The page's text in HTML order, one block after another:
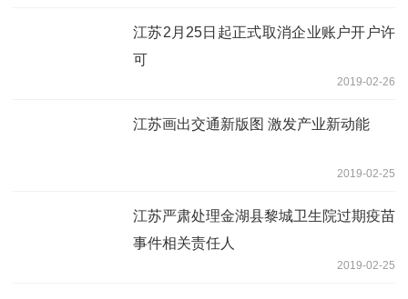
江苏2月25日起正式取消企业账户开户许
可
2019-02-26
江苏画出交通新版图 激发产业新动能
2019-02-25
江苏严肃处理金湖县黎城卫生院过期疫苗
事件相关责任人
2019-02-25